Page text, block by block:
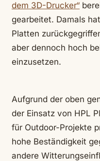
dem 3D-Drucker“
gearbeitet. Damals
Platten
aber dennoch hoch
einzusetzen.
Aufgrund der oben
der Einsatz von HPL
für Outdoor-Projekte
hohe Beständigkeit
andere